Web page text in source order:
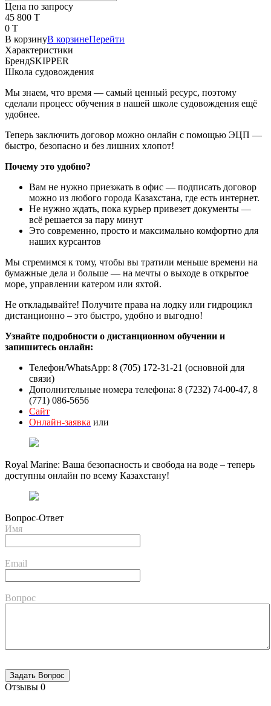
Цена по запросу
45 800 T
0 T
В корзинуВ корзинеПерейти
Характеристики
БрендSKIPPER
Школа судовождения
Мы знаем, что время — самый ценный ресурс, поэтому
сделали процесс обучения в нашей школе судовождения ещё
удобнее.
Теперь заключить договор можно онлайн с помощью ЭЦП —
быстро, безопасно и без лишних хлопот!
Почему это удобно?
Вам не нужно приезжать в офис — подписать договор
можно из любого города Казахстана, где есть интернет.
Не нужно ждать, пока курьер привезет документы —
всё решается за пару минут
Это современно, просто и максимально комфортно для
наших курсантов
Мы стремимся к тому, чтобы вы тратили меньше времени на
бумажные дела и больше — на мечты о выходе в открытое
море, управлении катером или яхтой.
Не откладывайте! Получите права на лодку или гидроцикл
дистанционно – это быстро, удобно и выгодно!
Узнайте подробности о дистанционном обучении и
запишитесь онлайн:
Телефон/WhatsApp: 8 (705) 172-31-21 (основной для
связи)
Дополнительные номера телефона: 8 (7232) 74-00-47, 8
(771) 086-5656
Сайт
Онлайн-заявка или
Royal Marine: Ваша безопасность и свобода на воде – теперь
доступны онлайн по всему Казахстану!
Вопрос-Ответ
Имя
Email
Вопрос
Отзывы 0